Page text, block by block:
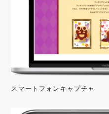
スマートフォンキャプチャ